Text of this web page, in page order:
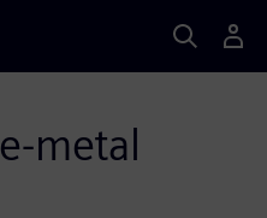
metal